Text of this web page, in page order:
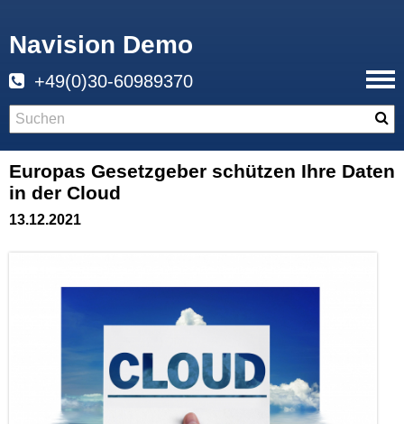
Navision Demo
+49(0)30-60989370
Europas Gesetzgeber schützen Ihre Daten
in der Cloud
13.12.2021